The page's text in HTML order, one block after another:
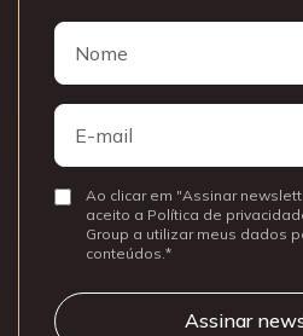
Nome
E-
mail
ConsentirAo clicar em "Assinar
aceito a Política de
Group a utilizar meus dados
conteúdos.